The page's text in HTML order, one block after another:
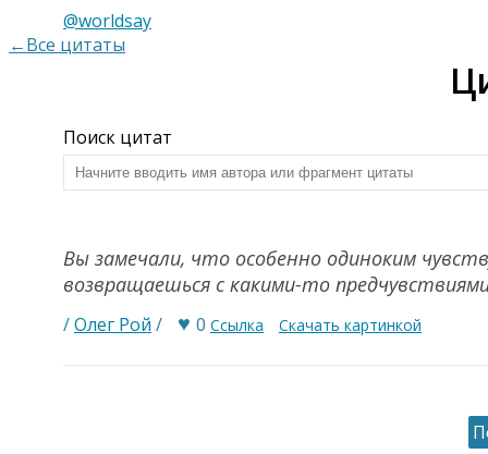
@worldsay
←Все цитаты
Поиск цитат
Вы замечали, что особенно одиноким
возвращаешься с какими-то
/Олег Рой / ♥ 0 Ссылка Скачать картинкой